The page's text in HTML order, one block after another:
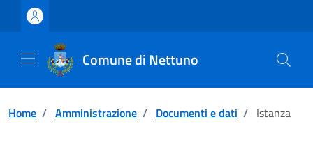
Vai ai contenuti
Vai al footer
Comune di Nettuno
Home / Amministrazione / Documenti e dati / Istanza